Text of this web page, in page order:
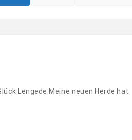
Lengede.Meine neuen Herde hat